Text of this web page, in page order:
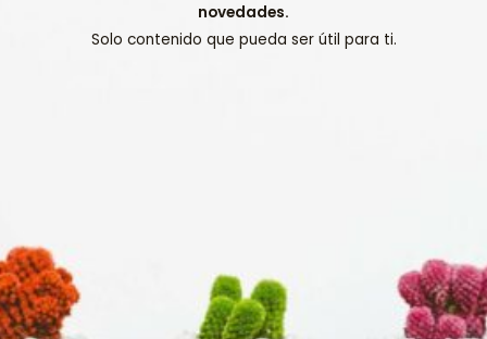
novedades.
Solo contenido que pueda ser útil para ti.